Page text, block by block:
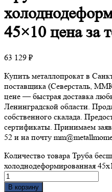
45×10 цена за
63 129 ₽
Купить металлопрокат в
поставщика (Северсталь,
цене — быстрая доставка
Ленинградской области.
собственного скалада.
сертификаты. Принимаем
52 и на почту
Количество товара Труба
холоднодеформированная
В корзину